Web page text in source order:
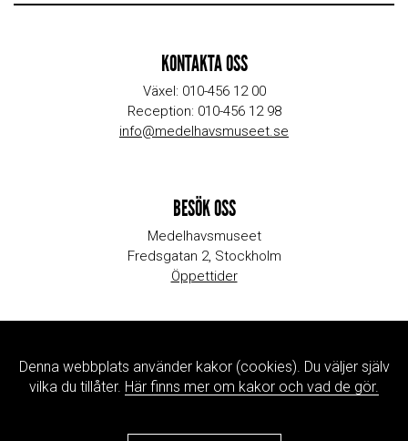
Denna webbplats använder kakor (cookies). Du väljer själv
vilka du tillåter. Här finns mer om kakor och vad de gör.
KONTAKTA OSS
Växel: 010-456 12 00
Reception: 010-456 12 98
info@medelhavsmuseet.se
BESÖK OSS
Medelhavsmuseet
Fredsgatan 2, Stockholm
Öppettider
MYNDIGHETEN
Kontaktinformation